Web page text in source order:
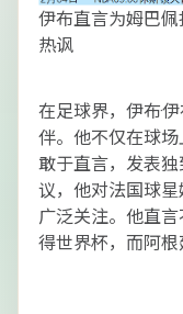
伊布直言为姆巴
热讽
在足球界，伊布·
伴。他不仅在球
敢于直言，发表
议，他对法国球
广泛关注。他直
得世界杯，而阿